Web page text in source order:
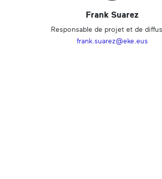
Frank Suarez
Responsable de projet et de
frank.suarez@eke.eus